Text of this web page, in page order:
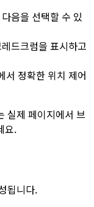
음을 선택할 수 있
드크럼을 표시하고
서 정확한 위치 제어
실제 페이지에서 브
요.
됩니다.